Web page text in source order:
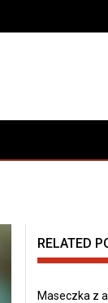
RELATED
Maseczka z